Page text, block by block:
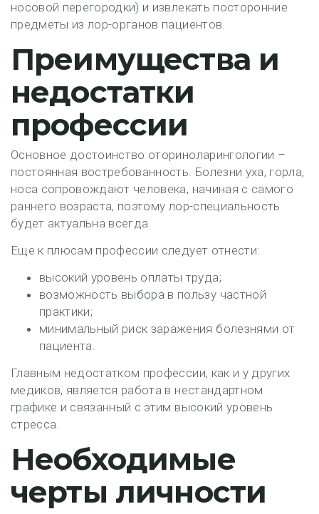
носовой перегородки) и извлекать посторонние
предметы из лор-органов пациентов.
Преимущества и
недостатки
профессии
Основное достоинство оториноларингологии –
постоянная востребованность. Болезни уха, горла,
носа сопровождают человека, начиная с самого
раннего возраста, поэтому лор-специальность
будет актуальна всегда.
Еще к плюсам профессии следует отнести:
высокий уровень оплаты труда;
возможность выбора в пользу частной
практики;
минимальный риск заражения болезнями от
пациента.
Главным недостатком профессии, как и у других
медиков, является работа в нестандартном
графике и связанный с этим высокий уровень
стресса.
Необходимые
черты личности